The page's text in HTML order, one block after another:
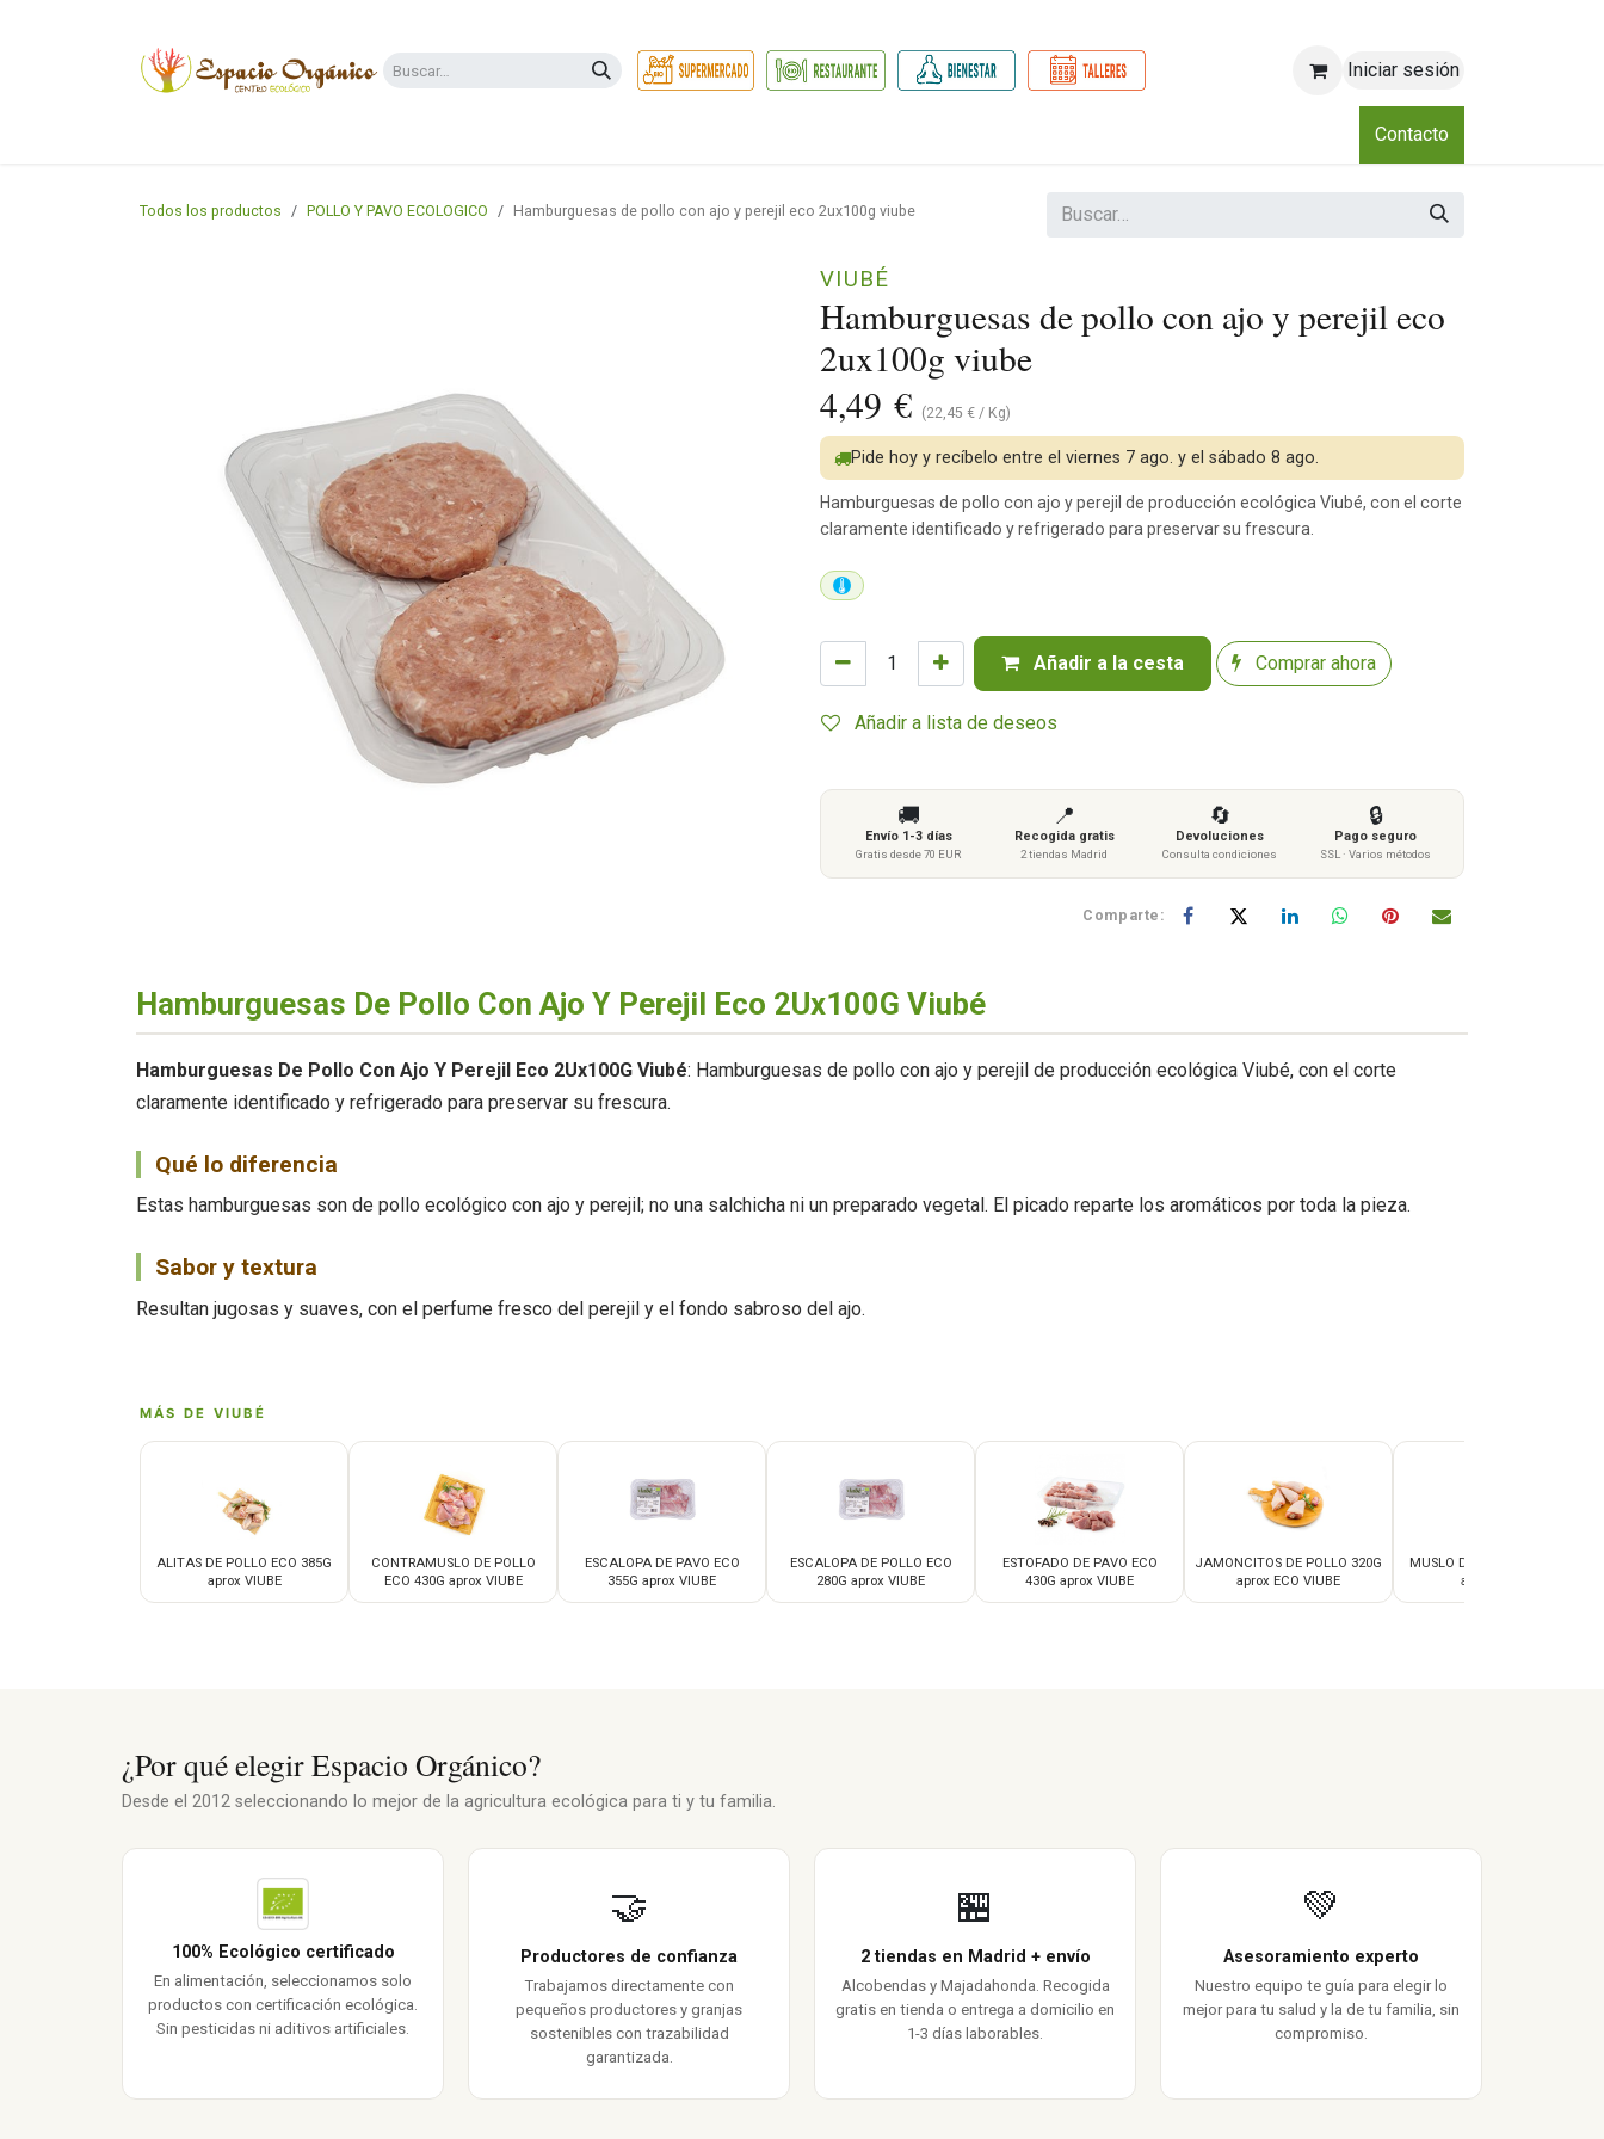
Iniciar sesión
Club
Contacto
Todos los productos POLLO Y PAVO ECOLOGICO Hamburguesas de pollo con ajo y perejil eco 2ux100g viube
Hamburguesas de pollo con ajo y perejil eco
2ux100g viube
VIUBÉ
4,49 € (22,45 € / Kg)
Añadir a la cesta Comprar ahora
Añadir a lista de deseos
Pide hoy y recíbelo entre el viernes 7 ago. y el sábado 8 ago.
Hamburguesas de pollo con ajo y perejil de producción ecológica Viubé, con el corte
claramente identificado y refrigerado para preservar su frescura.
🚚
Envío 1-3 días
Gratis desde 70 EUR
📍
Recogida gratis
2 tiendas Madrid
🔄
Devoluciones
Consulta condiciones
🔒
Pago seguro
SSL · Varios métodos
Comparte:
Hamburguesas De Pollo Con Ajo Y Perejil Eco 2Ux100G Viubé
Hamburguesas De Pollo Con Ajo Y Perejil Eco 2Ux100G Viubé: Hamburguesas de pollo con ajo y perejil de producción ecológica Viubé, con el corte
claramente identificado y refrigerado para preservar su frescura.
Qué lo diferencia
Estas hamburguesas son de pollo ecológico con ajo y perejil; no una salchicha ni un preparado vegetal. El picado reparte los aromáticos por toda la pieza.
Sabor y textura
Resultan jugosas y suaves, con el perfume fresco del perejil y el fondo sabroso del ajo.
MÁS DE VIUBÉ
ALITAS DE POLLO ECO 385G
aprox VIUBE
CONTRAMUSLO DE POLLO
ECO 430G aprox VIUBE
ESCALOPA DE PAVO ECO
355G aprox VIUBE
ESCALOPA DE POLLO ECO
280G aprox VIUBE
ESTOFADO DE PAVO ECO
430G aprox VIUBE
JAMONCITOS DE POLLO 320G
aprox ECO VIUBE
MUSLO DE POLLO ECO 380G
aprox VIUBE
¿Por qué elegir Espacio Orgánico?
Desde el 2012 seleccionando lo mejor de la agricultura ecológica para ti y tu familia.
100% Ecológico certificado
En alimentación, seleccionamos solo
productos con certificación ecológica.
Sin pesticidas ni aditivos artificiales.
🤝
Productores de confianza
Trabajamos directamente con
pequeños productores y granjas
sostenibles con trazabilidad
garantizada.
🏪
2 tiendas en Madrid + envío
Alcobendas y Majadahonda. Recogida
gratis en tienda o entrega a domicilio en
1-3 días laborables.
💚
Asesoramiento experto
Nuestro equipo te guía para elegir lo
mejor para tu salud y la de tu familia, sin
compromiso.